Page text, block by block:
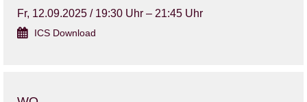
Fr, 12.09.2025 / 19:30 Uhr – 21:45 Uhr
ICS Download